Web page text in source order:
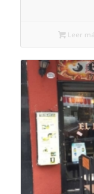
Leer